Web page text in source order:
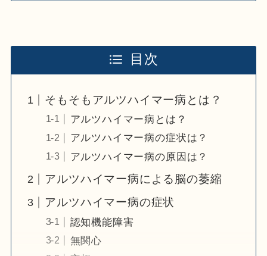
目次
そもそもアルツハイマー病とは？
アルツハイマー病とは？
アルツハイマー病の症状は？
アルツハイマー病の原因は？
アルツハイマー病による脳の萎縮
アルツハイマー病の症状
認知機能障害
無関心